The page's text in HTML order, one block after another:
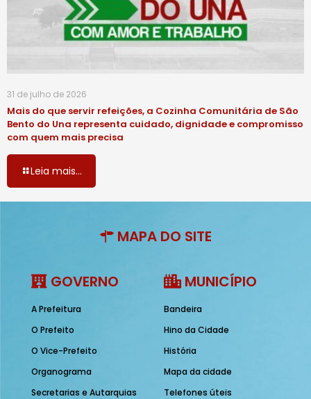
31 de julho de 2026
Mais do que servir refeições, a Cozinha Comunitária de São
Bento do Una representa cuidado, dignidade e compromisso
com quem mais precisa
Leia mais...
MAPA DO SITE
GOVERNO
A Prefeitura
O Prefeito
O Vice-Prefeito
Organograma
Secretarias e Autarquias
MUNICÍPIO
Bandeira
Hino da Cidade
História
Mapa da cidade
Telefones úteis